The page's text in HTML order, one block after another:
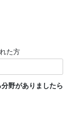
た方
野がありましたら